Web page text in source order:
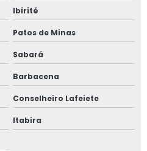
energia
elétrica
tensão
Ibirité
Patos de Minas
Sabará
Barbacena
Conselheiro Lafeiete
Itabira